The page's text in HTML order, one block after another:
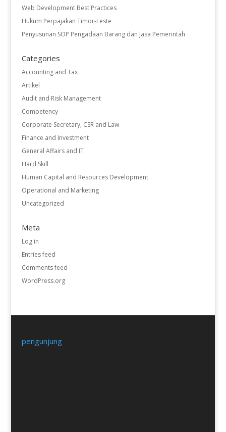
Web Development Best Practices
Hukum Perpajakan Timor-Leste
Penyusunan SOP Pengadaan Barang dan Jasa Pemerintah
Categories
Accounting and Tax
Artikel
Audit and Risk Management
Competency
Corporate Secretary, CSR and Law
Finance and Investment
General Affairs and IT
Hard Skill
Human Capital and Resources Development
Operational and Marketing
Uncategorized
Meta
Log in
Entries feed
Comments feed
WordPress.org
pengunjung